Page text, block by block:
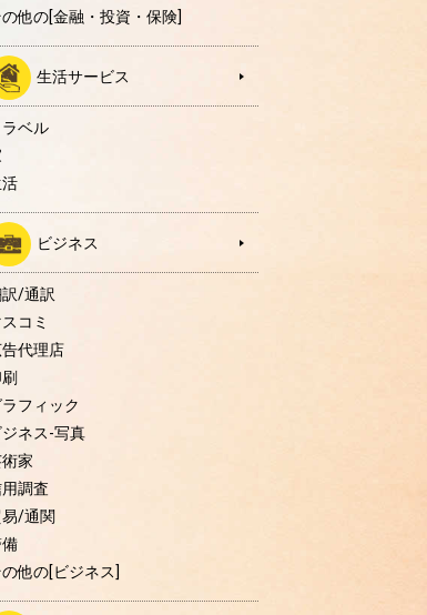
の他の[金融・投資・保険]
生活サービス
ラベル
ビジネス
/通訳
コミ
告代理店
フィック
ジネス-写真
家
調査
易/通関
の他の[ビジネス]